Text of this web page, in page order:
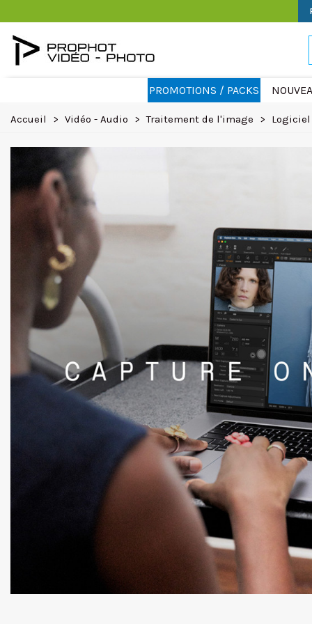
PROMOTIONS / PACKS
Accueil > Vidéo - Audio > Traitement de l'image > Logiciel